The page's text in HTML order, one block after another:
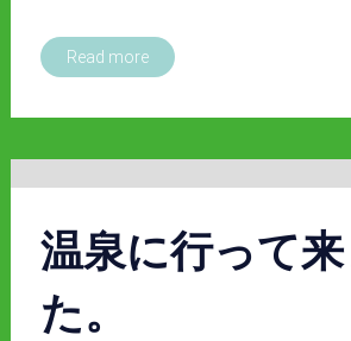
Read more
温泉に行って
た。